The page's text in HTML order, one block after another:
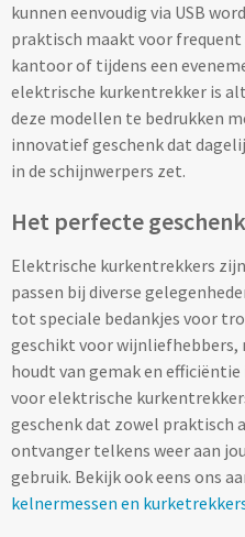
Kleding, Caps &
Shirts & Hoodies
T-shirts bedrukken
Polo shirts bedrukken
Hoodies bedrukken
Alle textiel artikelen
Bodywarmers & Jassen
Bodywarmers bedrukken
Fleece jassen bedrukken
kunnen eenvoudig via USB
praktisch maakt voor
kantoor of tijdens een
elektrische kurkentrekker is
deze modellen te bedrukken
innovatief geschenk dat
in de schijnwerpers zet.
Het perfecte
Elektrische kurkentrekkers
passen bij diverse
tot speciale bedankjes voor
geschikt voor wijnliefhebbers,
houdt van gemak en
voor elektrische
geschenk dat zowel praktisch
ontvanger telkens weer aan
gebruik. Bekijk ook eens ons
kelnermessen en